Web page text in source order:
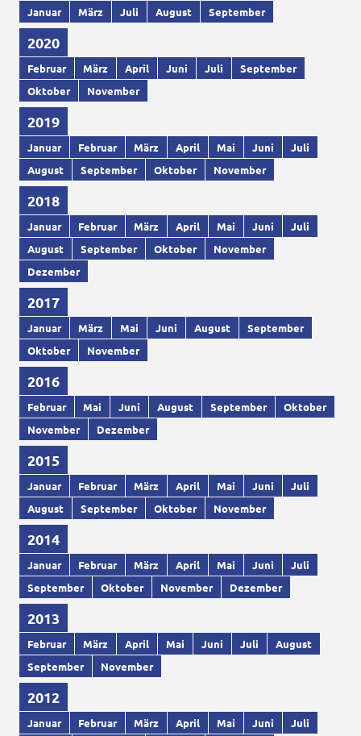
Januar März Juli August September
2020
Februar März April Juni Juli
September
Oktober
November
2019
Januar Februar März April Mai Juni
Juli
August
September Oktober November
2018
Januar Februar März April Mai Juni
Juli
August
September Oktober
November
Dezember
2017
Januar März Mai Juni August
September
Oktober
November
2016
Februar Mai Juni August September
Oktober
November
Dezember
2015
Januar Februar März April Mai Juni
Juli
August
September Oktober November
2014
Januar Februar März April Mai Juni
Juli
September
Oktober November Dezember
2013
Februar März April Mai Juni Juli
August
September
November
2012
Januar Februar März April Mai Juni
Juli